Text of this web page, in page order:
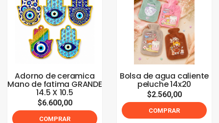
Adorno de ceramica
Mano de fatima GRANDE
14.5 X 10.5
$6.600,00
COMPRAR
Bolsa de agua caliente
peluche 14x20
$2.560,00
COMPRAR